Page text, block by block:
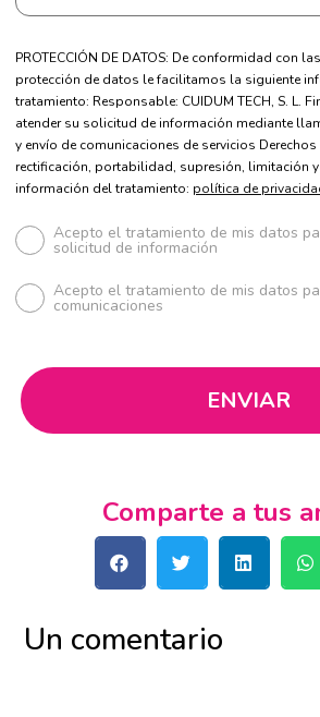
PROTECCIÓN DE DATOS: De conformidad con
protección de datos le facilitamos la siguiente
tratamiento: Responsable: CUIDUM TECH, S. L.
atender su solicitud de información mediante
y envío de comunicaciones de servicios
rectificación, portabilidad, supresión, limitación
información del tratamiento: política de
Acepto el tratamiento de mis datos
solicitud de información
Acepto el tratamiento de mis datos
comunicaciones
Comparte a tus
Un comentario